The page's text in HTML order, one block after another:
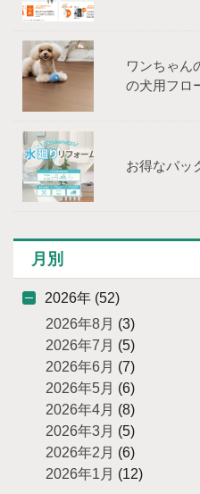
ワンちゃん
の犬用フロ
お得なパッ
月別
2026年 (52)
2026年8月 (3)
2026年7月 (5)
2026年6月 (7)
2026年5月 (6)
2026年4月 (8)
2026年3月 (5)
2026年2月 (6)
2026年1月 (12)